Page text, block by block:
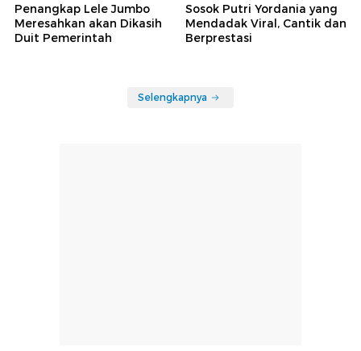
Penangkap Lele Jumbo
Meresahkan akan Dikasih
Duit Pemerintah
Sosok Putri Yordania yang
Mendadak Viral, Cantik dan
Berprestasi
Selengkapnya